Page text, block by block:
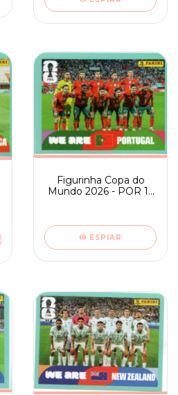
Figurinha Copa do
Mundo 2026 - POR 13
ESPIAR